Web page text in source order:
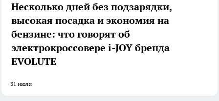
Несколько дней без подзарядки,
высокая посадка и экономия на
бензине: что говорят об
электрокроссовере i-JOY бренда
EVOLUTE
31 июля